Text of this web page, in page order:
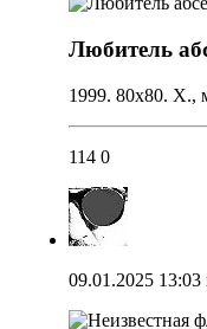
Любитель
1999. 80х80. Х.,
114 0
09.01.2025 13:03